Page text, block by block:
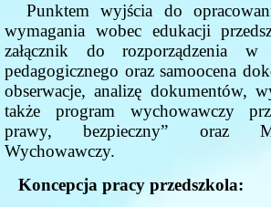
Punktem wyjścia do
wymagania wobec edukacji
załącznik do rozporządzenia w
pedagogicznego oraz samoocena
obserwacje, analizę dokumentów,
także program wychowawczy
prawy, bezpieczny” oraz
Wychowawczy.
Koncepcja pracy przedszkola: